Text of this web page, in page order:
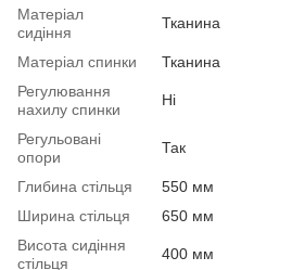
Матеріал
сидіння
Тканина
Матеріал спинки
Тканина
Регулювання
нахилу спинки
Ні
Регульовані
опори
Так
Глибина стільця
550 мм
Ширина стільця
650 мм
Висота сидіння
стільця
400 мм